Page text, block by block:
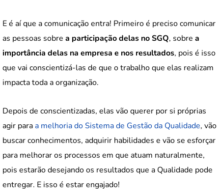
E é aí que a comunicação entra! Primeiro é preciso comunicar
as pessoas sobre a participação delas no SGQ, sobre a
importância delas na empresa e nos resultados, pois é isso
que vai conscientizá-las de que o trabalho que elas realizam
impacta toda a organização.
Depois de conscientizadas, elas vão querer por si próprias
agir paraa melhoria do Sistema de Gestão da Qualidade, vão
buscar conhecimentos, adquirir habilidades e vão se esforçar
para melhorar os processos em que atuam naturalmente,
pois estarão desejando os resultados que a Qualidade pode
entregar. E isso é estar engajado!